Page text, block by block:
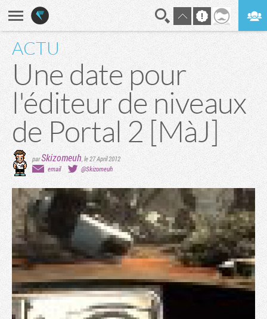
ACTU
Une date pour
l'éditeur de niveaux
de Portal 2 [MàJ]
parSkizomeuh le 27 April 2012
email
@Skizomeuh